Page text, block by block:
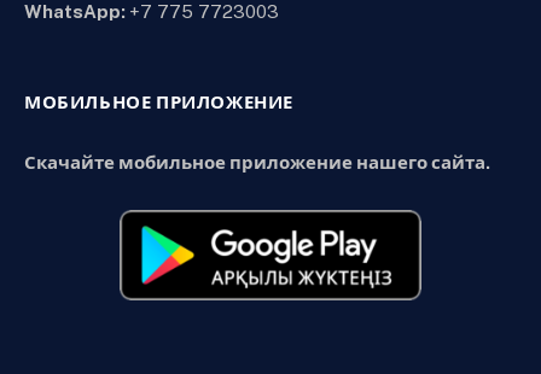
WhatsApp: +7 775 7723003
МОБИЛЬНОЕ ПРИЛОЖЕНИЕ
Скачайте мобильное приложение нашего сайта.